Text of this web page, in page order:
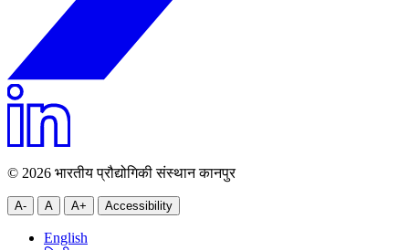
© 2026 भारतीय प्रौद्योगिकी संस्थान कानपुर
A- A A+ Accessibility
English